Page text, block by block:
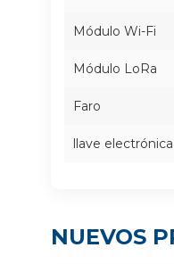
Módulo Wi-Fi
Módulo LoRa
Faro
llave electrónica
NUEVOS